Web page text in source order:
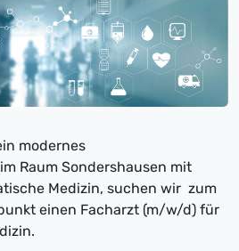
modernes
Raum Sondershausen mit
Medizin, suchen wir zum
einen Facharzt (m/w/d) für